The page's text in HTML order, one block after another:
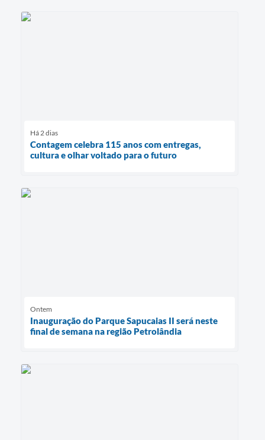
Há 2 dias
Contagem celebra 115 anos com entregas,
cultura e olhar voltado para o futuro
Ontem
Inauguração do Parque Sapucaias II será neste
final de semana na região Petrolândia